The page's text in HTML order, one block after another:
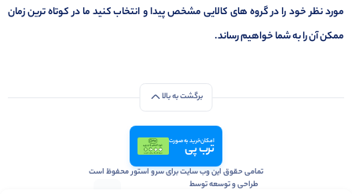
مورد نظر خود را در گروه های کالایی مشخص پیدا و انتخاب کنید ما در کوتاه ترین زمان
ممکن آن را به شما خواهیم رساند.
برگشت به بالا
امکان خرید به صورت
ترب پی
تمامی حقوق این وب سایت برای سرو استور محفوظ است
طراحی و توسعه توسط